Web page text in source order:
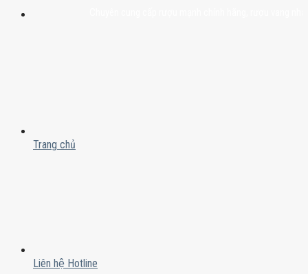
Trang chủ
Liên hệ Hotline